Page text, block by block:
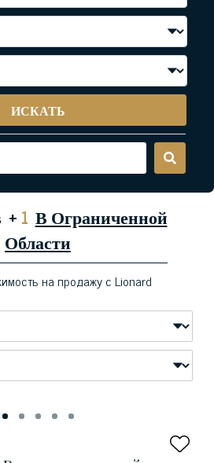
ИСКАТЬ
+ 1 В Ограниченной
Области
на продажу с Lionard